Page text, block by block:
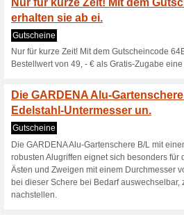
Nur für kurze
Deutschlands
Besonders
Kompakte
Gutscheine